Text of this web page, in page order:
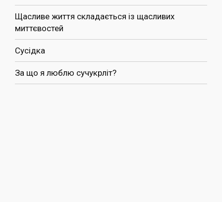
Щасливе життя складається із щасливих
миттєвостей
Сусідка
За що я люблю сучукрліт?